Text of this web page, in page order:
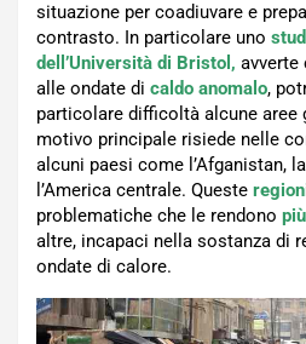
situazione per coadiuvare e
contrasto. In particolare uno
dell’Università di Bristol, avverte
alle ondate di caldo anomalo,
particolare difficoltà alcune aree
motivo principale risiede nelle
alcuni paesi come l’Afganistan,
l’America centrale. Queste
problematiche che le rendono
altre, incapaci nella sostanza di
ondate di calore.